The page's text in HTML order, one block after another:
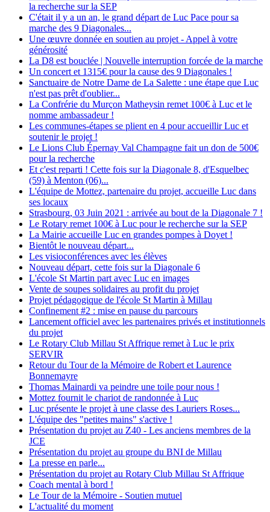
la recherche sur la SEP
C'était il y a un an, le grand départ de Luc Pace pour sa
marche des 9 Diagonales...
Une œuvre donnée en soutien au projet - Appel à votre
générosité
La D8 est bouclée | Nouvelle interruption forcée de la marche
Un concert et 1315€ pour la cause des 9 Diagonales !
Sanctuaire de Notre Dame de La Salette : une étape que Luc
n'est pas prêt d'oublier...
La Confrérie du Murçon Matheysin remet 100€ à Luc et le
nomme ambassadeur !
Les communes-étapes se plient en 4 pour accueillir Luc et
soutenir le projet !
Le Lions Club Épernay Val Champagne fait un don de 500€
pour la recherche
Et c'est reparti ! Cette fois sur la Diagonale 8, d'Esquelbec
(59) à Menton (06)...
L'équipe de Mottez, partenaire du projet, accueille Luc dans
ses locaux
Strasbourg, 03 Juin 2021 : arrivée au bout de la Diagonale 7 !
Le Rotary remet 100€ à Luc pour le recherche sur la SEP
La Mairie accueille Luc en grandes pompes à Doyet !
Bientôt le nouveau départ...
Les visioconférences avec les élèves
Nouveau départ, cette fois sur la Diagonale 6
L'école St Martin part avec Luc en images
Vente de soupes solidaires au profit du projet
Projet pédagogique de l'école St Martin à Millau
Confinement #2 : mise en pause du parcours
Lancement officiel avec les partenaires privés et institutionnels
du projet
Le Rotary Club Millau St Affrique remet à Luc le prix
SERVIR
Retour du Tour de la Mémoire de Robert et Laurence
Bonnemayre
Thomas Mainardi va peindre une toile pour nous !
Mottez fournit le chariot de randonnée à Luc
Luc présente le projet à une classe des Lauriers Roses...
L'équipe des "petites mains" s'active !
Présentation du projet au Z40 - Les anciens membres de la
JCE
Présentation du projet au groupe du BNI de Millau
La presse en parle...
Présentation du projet au Rotary Club Millau St Affrique
Coach mental à bord !
Le Tour de la Mémoire - Soutien mutuel
L'actualité du moment